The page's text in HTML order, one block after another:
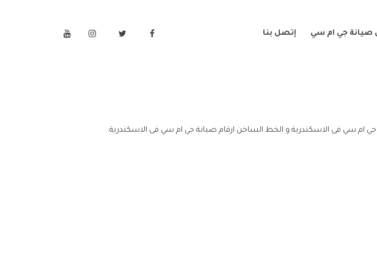
صيانة جي ام سي إتصل بنا
ام سي فى الاسكندرية و الخط الساخن ارقام صيانة جي ام سي فى الاسكندرية.